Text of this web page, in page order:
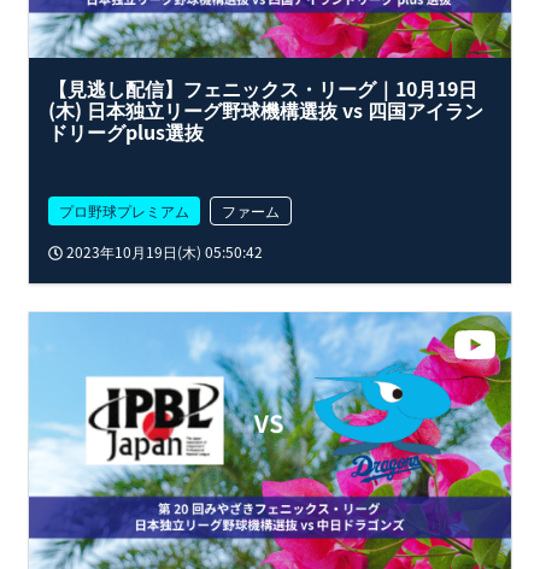
【見逃し配信】フェニックス・リーグ｜10月19日
(木) 日本独立リーグ野球機構選抜 vs 四国アイラン
ドリーグplus選抜
プロ野球プレミアム
ファーム
2023年10月19日(木) 05:50:42